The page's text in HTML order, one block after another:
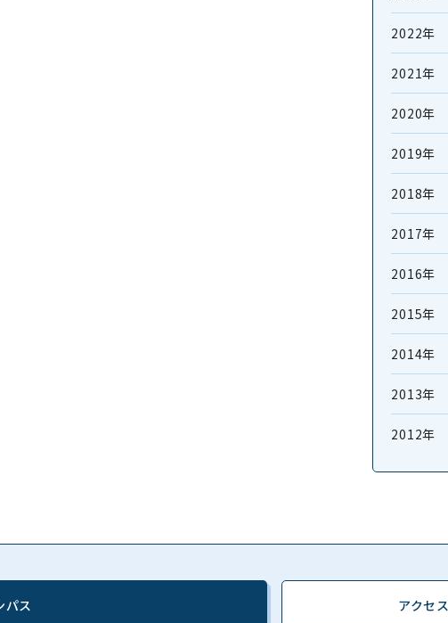
2022年
2021年
2020年
2019年
2018年
2017年
2016年
2015年
2014年
2013年
2012年
パス アクセス